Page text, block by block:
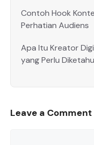
Contoh Hook
Perhatian Audiens
Apa Itu Kreator
yang Perlu
Leave a Comment